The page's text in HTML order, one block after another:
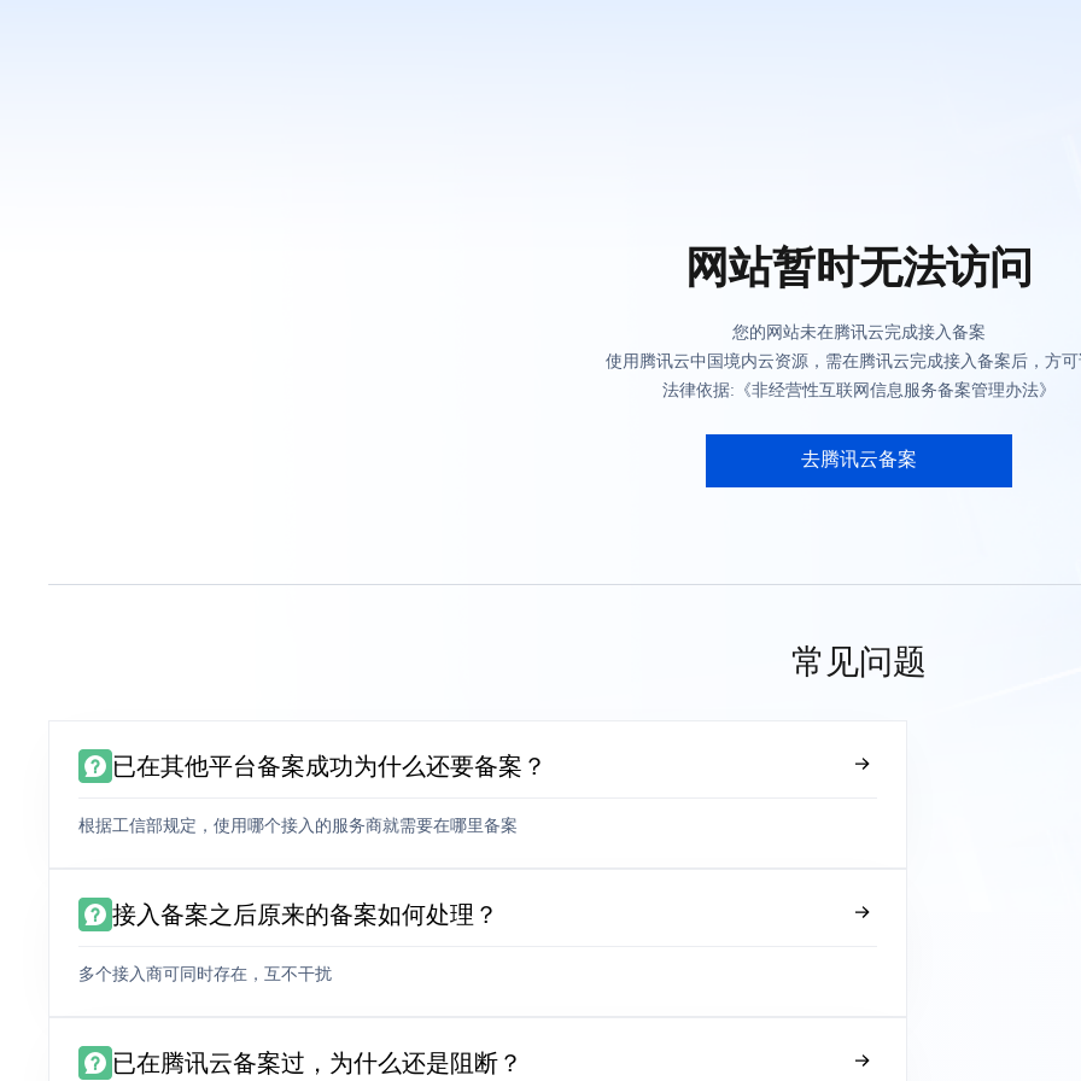
网站暂时无法访问
您的网站未在腾讯云完成接入备案
使用腾讯云中国境内云资源，需在腾讯云完成接入备案后，方
法律依据:《非经营性互联网信息服务备案管理办法》
去腾讯云备案
常见问题
已在其他平台备案成功为什么还要备案？
根据工信部规定，使用哪个接入的服务商就需要在哪里备案
接入备案之后原来的备案如何处理？
多个接入商可同时存在，互不干扰
已在腾讯云备案过，为什么还是阻断？